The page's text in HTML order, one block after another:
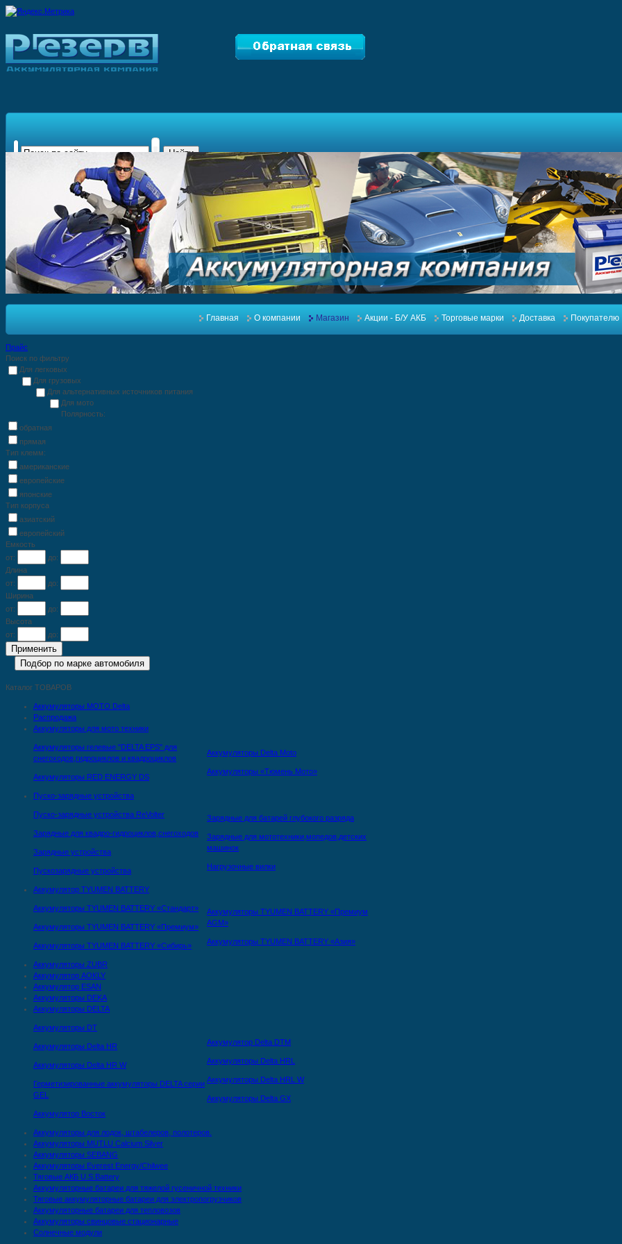
Главная О компании Магазин Акции - Б/У АКБ Торговые марки Доставка Покупателю
Прайс
Поиск по фильтру
Для легковых
Для грузовых
Для альтернативных источников питания
Для мото
Полярность:
обратная
прямая
Тип клемм:
американские
европейские
японские
Тип корпуса
азиатский
европейский
Емкость
от:
до:
Длина
от:
до:
Ширина
от:
до:
Высота
от:
до:
Каталог ТОВАРОВ
Аккумуляторы MOTO Delta
Распродажа
Аккумуляторы для мото техники
Аккумуляторы гелевые "DELTA EPS" для
снегоходов,гидроциклов и квадроциклов
Аккумуляторы RED ENERGY DS
Аккумуляторы Delta Moto
Аккумуляторы «Тюмень Мото»
Пуско-зарядные устройства
Пуско-зарядные устройства ReVolter
Зарядные для квадро-гидроциклов,снегоходов
Зарядные устройства
Пускозарядные устройства
Зарядные для батарей глубокого разряда
Зарядные для мототехники,мопедов,детских
машинок
Нагрузочные вилки
Аккумулятор TYUMEN BATTERY
Аккумуляторы TYUMEN BATTERY «Стандарт»
Аккумуляторы TYUMEN BATTERY «Премиум»
Аккумуляторы TYUMEN BATTERY «Сибирь»
Аккумуляторы TYUMEN BATTERY «Премиум
AGM»
Аккумуляторы TYUMEN BATTERY «Азия»
Аккумуляторы ZUBR
Аккумулятор AOKLY
Аккумулятор ESAN
Аккумуляторы DEKA
Аккумуляторы DELTA
Аккумуляторы DT
Аккумуляторы Delta HR
Аккумуляторы Delta HR W
Герметизированные аккумуляторы DELTA серии
GEL
Аккумулятор Восток
Аккумулятор Delta DTМ
Аккумуляторы Delta HRL
Аккумуляторы Delta HRL W
Аккумуляторы Delta GX
Аккумуляторы для лодок, штабелеров, полотеров.
Аккумуляторы MUTLU Calcium Silver
Аккумуляторы SEBANG
Аккумуляторы Everest Energy/Chilwee
Тяговые АКБ U.S.Battery
Аккумуляторные батареи для тяжелой гусеничной техники
Тяговые аккумуляторные батареи для электропогрузчиков
Аккумуляторные батареи для тепловозов
Аккумуляторы свинцовые стационарные
Солнечные модули